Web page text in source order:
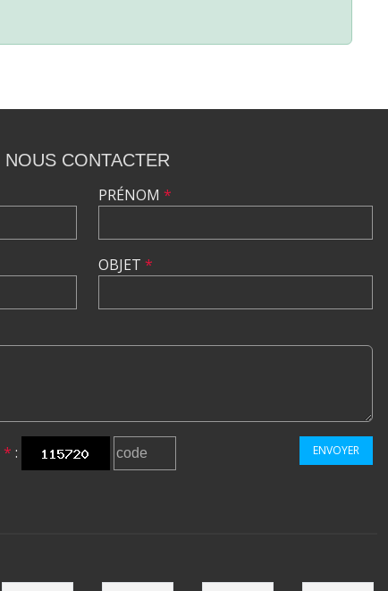
NOUS CONTACTER
PRÉNOM *
OBJET *
* : ENVOYER